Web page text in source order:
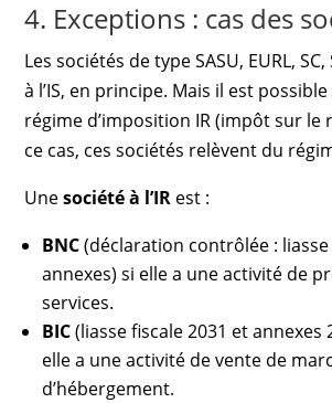
4. Exceptions : cas des
Les sociétés de type SASU, EURL,
à l’IS, en principe. Mais il est
régime d’imposition IR (impôt sur le
ce cas, ces sociétés relèvent du
Unesociété à l’IR est :
BNC(déclaration contrôlée :
annexes) si elle a une activité de
services.
BIC(liasse fiscale 2031 et annexes
elle a une activité de vente de
d’hébergement.